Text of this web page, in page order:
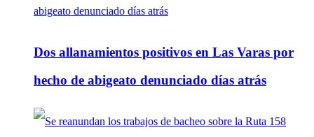
Dos allanamientos positivos en Las Varas por
hecho de abigeato denunciado días atrás